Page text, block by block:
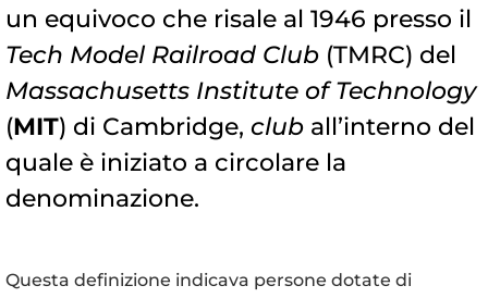
un equivoco che risale al 1946 presso il
Tech Model Railroad Club (TMRC) del
Massachusetts Institute of Technology
(MIT) di Cambridge, club all’interno del
quale è iniziato a circolare la
denominazione.
Questa definizione indicava persone dotate di